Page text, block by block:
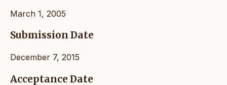
March 1, 2005
Submission Date
December 7, 2015
Acceptance Date